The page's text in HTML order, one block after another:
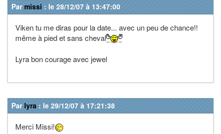
Parmissi : le 28/12/07 à 13:47:00
Viken tu me diras pour la date... avec un peu de chance!!
même à pied et sans cheval
Lyra bon courage avec jewel
Par lyra : le 29/12/07 à 17:21:38
Merci Missi!